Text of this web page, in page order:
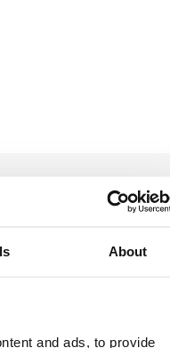
About
and ads, to provide
a
notícias do